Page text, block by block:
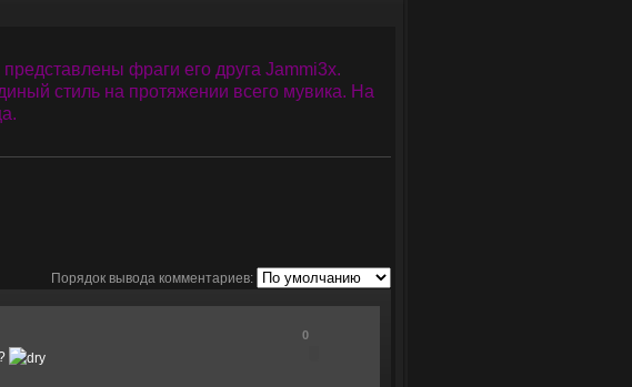
фраги его друга Jammi3x.
стиль на протяжении всего мувика. На
Порядок вывода комментариев:
0